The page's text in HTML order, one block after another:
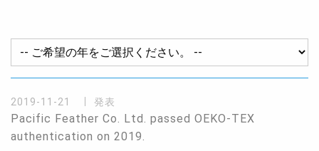
2019-11-21 発表
Pacific Feather Co. Ltd. passed OEKO-TEX
authentication on 2019.